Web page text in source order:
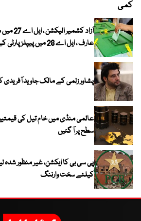
کمی
آزاد
عارف ، ایل اے 28 میں پیپلز پارٹی کے بازل نقوی کامیاب
پشاور زلمی کے مالک جاوید آفریدی
عالمی منڈی میں خام تیل کی
سطح پر آ گئیں
پی سی بی کا ایکشن، غیر منظور شدہ
کیلئے سخت وارننگ